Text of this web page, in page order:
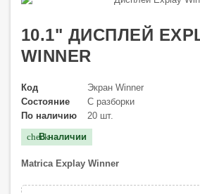
10.1" ДИСПЛЕЙ
WINNER
Код
Экран Winner
Состояние
С разборки
По наличию
20 шт.
check
В наличии
Matrica Explay Winner